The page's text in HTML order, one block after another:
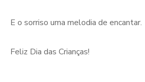
E o sorriso uma melodia de encantar.
Feliz Dia das Crianças!